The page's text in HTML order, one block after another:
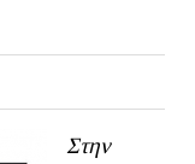
Στην